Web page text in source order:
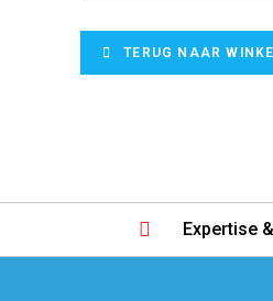
TERUG NAAR
Expertise